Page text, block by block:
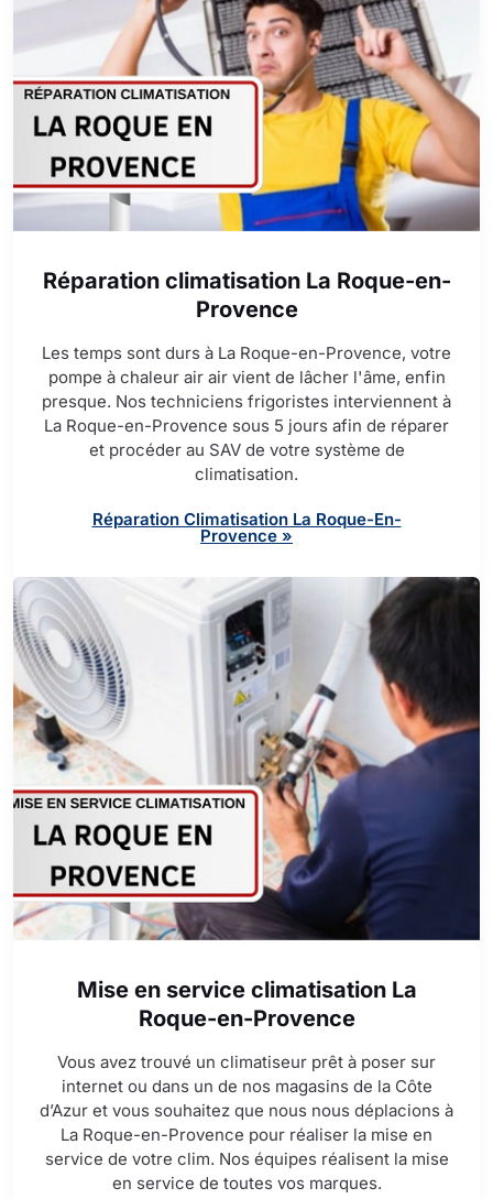
Réparation climatisation La Roque-en-
Provence
Les temps sont durs à La Roque-en-Provence, votre
pompe à chaleur air air vient de lâcher l'âme, enfin
presque. Nos techniciens frigoristes interviennent à
La Roque-en-Provence sous 5 jours afin de réparer
et procéder au SAV de votre système de
climatisation.
Réparation Climatisation La Roque-En-
Provence »
Mise en service climatisation La
Roque-en-Provence
Vous avez trouvé un climatiseur prêt à poser sur
internet ou dans un de nos magasins de la Côte
d’Azur et vous souhaitez que nous nous déplacions à
La Roque-en-Provence pour réaliser la mise en
service de votre clim. Nos équipes réalisent la mise
en service de toutes vos marques.